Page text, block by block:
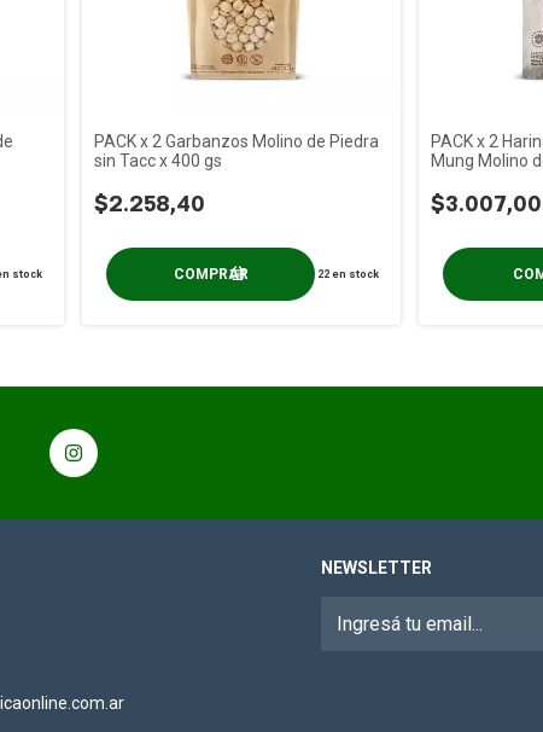
stock
PACK x 2 Garbanzos Molino de Piedra
sin Tacc x 400 gs
$2.258,40
22en stock
PACK x 2
Mung Molino
$3.007,00
NEWSLETTER